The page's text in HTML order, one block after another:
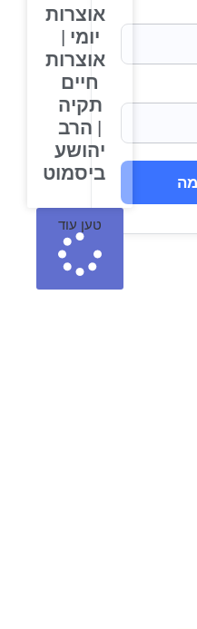
אוצרות
יומי |
אוצרות
חיים
תקיה
| הרב
יהושע
ביסמוט
טען עוד